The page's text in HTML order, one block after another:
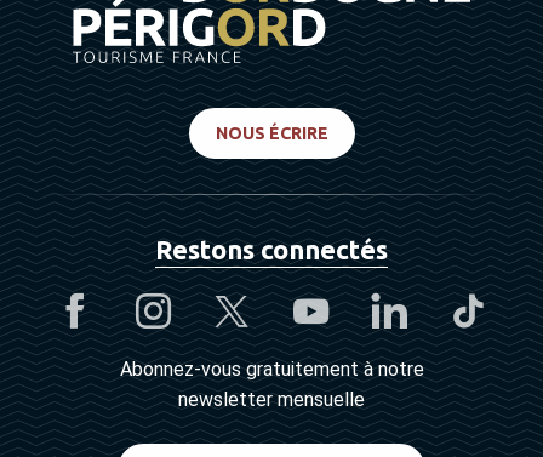
NOUS ÉCRIRE
Restons connectés
Abonnez-vous gratuitement à notre
newsletter mensuelle